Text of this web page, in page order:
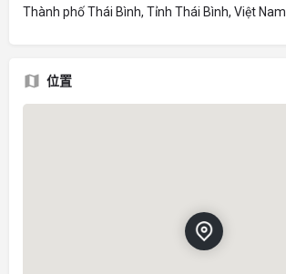
Thành phố Thái Bình, Tỉnh Thái Bình, Việt Nam
位置